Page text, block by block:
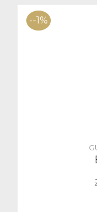
--1%